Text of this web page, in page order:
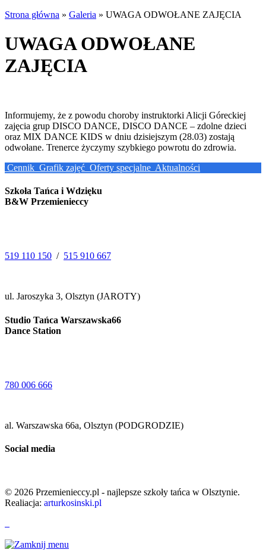
Strona główna » Galeria » UWAGA ODWOŁANE ZAJĘCIA
UWAGA ODWOŁANE
ZAJĘCIA
Informujemy, że z powodu choroby instruktorki Alicji Góreckiej
zajęcia grup DISCO DANCE, DISCO DANCE – zdolne dzieci
oraz MIX DANCE KIDS w dniu dzisiejszym (28.03) zostają
odwołane. Trenerce życzymy szybkiego powrotu do zdrowia.
Cennik Grafik zajęć Oferty specjalne Aktualności
Szkoła Tańca i Wdzięku
B&W Przemienieccy
519 110 150 / 515 910 667
ul. Jaroszyka 3, Olsztyn (JAROTY)
Studio Tańca Warszawska66
Dance Station
780 006 666
al. Warszawska 66a, Olsztyn (PODGRODZIE)
Social media
© 2026 Przemienieccy.pl - najlepsze szkoły tańca w Olsztynie.
Realiacja: arturkosinski.pl